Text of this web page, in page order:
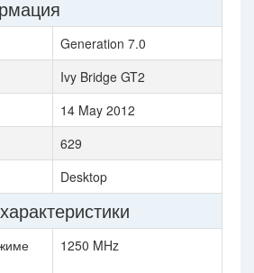
Generation 7.0
Ivy Bridge GT2
14 May 2012
629
Desktop
1250 MHz